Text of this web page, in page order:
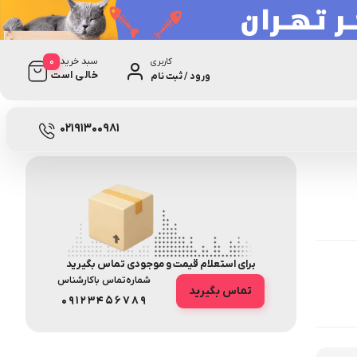
کاربری
ورود / ثبت نام
سبد خرید
خالی است
0
02191300981
نامعلوم
برای استعلام قیمت و موجودی تماس بگیرید
تماس بگیرید
شماره‌تماس‌ با‌کارشناس
09123456789